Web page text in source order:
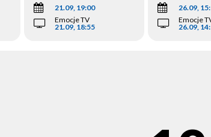
21.09, 19:00
Emocje TV
21.09, 18:55
26.09,
Emocje
26.09,